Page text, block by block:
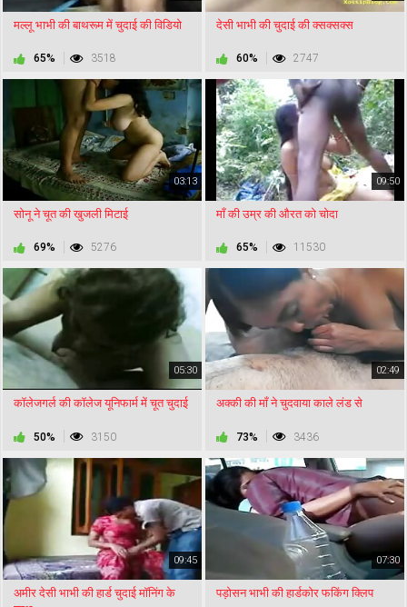
मल्लू भाभी की बाथरूम में चुदाई की विडियो
65% 3518
देसी भाभी की चुदाई की क्सक्सक्स
60% 2747
03:13
सोनू ने चूत की खुजली मिटाई
69% 5276
09:50
माँ की उम्र की औरत को चोदा
65% 11530
05:30
कॉलेजगर्ल की कॉलेज यूनिफार्म में चूत चुदाई
50% 3150
02:49
अक्की की माँ ने चुदवाया काले लंड से
73% 3436
09:45
अमीर देसी भाभी की हार्ड चुदाई मॉनिंग के
07:30
पड़ोसन भाभी की हार्डकोर फकिंग क्लिप